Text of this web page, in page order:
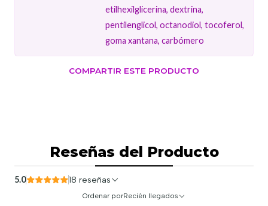
etilhexilglicerina, dextrina,
pentilenglicol, octanodiol, tocoferol,
goma xantana, carbómero
COMPARTIR ESTE PRODUCTO
Reseñas del Producto
5.0 18 reseñas
Ordenar porRecién llegados